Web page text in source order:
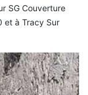
SG Couverture
et à Tracy Sur